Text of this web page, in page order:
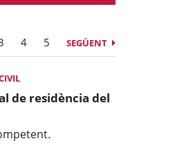
4 5 SEGÜENT
de residència del